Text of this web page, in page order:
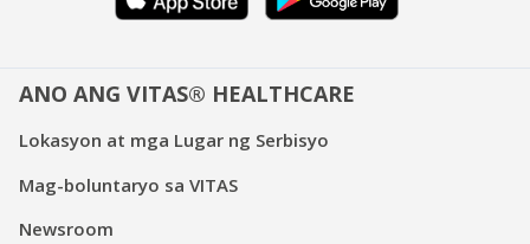
ANO ANG VITAS® HEALTHCARE
Lokasyon at mga Lugar ng Serbisyo
Mag-boluntaryo sa VITAS
Newsroom